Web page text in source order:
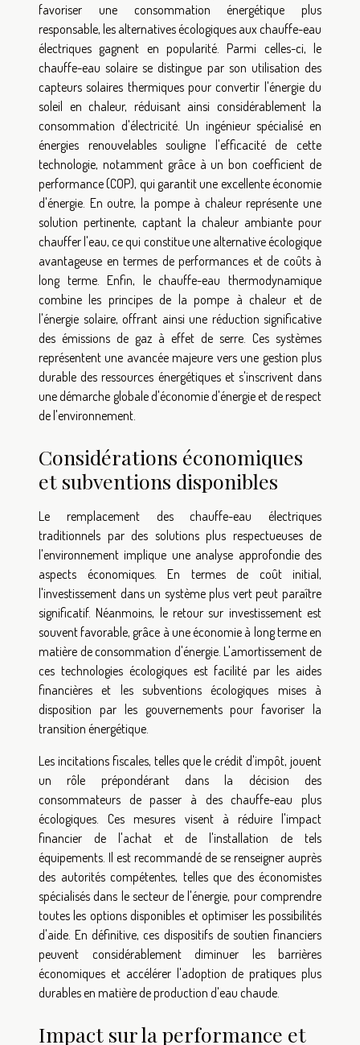
favoriser une consommation énergétique plus
responsable, les alternatives écologiques aux chauffe-eau
électriques gagnent en popularité. Parmi celles-ci, le
chauffe-eau solaire se distingue par son utilisation des
capteurs solaires thermiques pour convertir l'énergie du
soleil en chaleur, réduisant ainsi considérablement la
consommation d'électricité. Un ingénieur spécialisé en
énergies renouvelables souligne l'efficacité de cette
technologie, notamment grâce à un bon coefficient de
performance (COP), qui garantit une excellente économie
d'énergie. En outre, la pompe à chaleur représente une
solution pertinente, captant la chaleur ambiante pour
chauffer l'eau, ce qui constitue une alternative écologique
avantageuse en termes de performances et de coûts à
long terme. Enfin, le chauffe-eau thermodynamique
combine les principes de la pompe à chaleur et de
l'énergie solaire, offrant ainsi une réduction significative
des émissions de gaz à effet de serre. Ces systèmes
représentent une avancée majeure vers une gestion plus
durable des ressources énergétiques et s'inscrivent dans
une démarche globale d'économie d'énergie et de respect
de l'environnement.
Considérations économiques
et subventions disponibles
Le remplacement des chauffe-eau électriques
traditionnels par des solutions plus respectueuses de
l'environnement implique une analyse approfondie des
aspects économiques. En termes de coût initial,
l'investissement dans un système plus vert peut paraître
significatif. Néanmoins, le retour sur investissement est
souvent favorable, grâce à une économie à long terme en
matière de consommation d'énergie. L'amortissement de
ces technologies écologiques est facilité par les aides
financières et les subventions écologiques mises à
disposition par les gouvernements pour favoriser la
transition énergétique.
Les incitations fiscales, telles que le crédit d'impôt, jouent
un rôle prépondérant dans la décision des
consommateurs de passer à des chauffe-eau plus
écologiques. Ces mesures visent à réduire l'impact
financier de l'achat et de l'installation de tels
équipements. Il est recommandé de se renseigner auprès
des autorités compétentes, telles que des économistes
spécialisés dans le secteur de l'énergie, pour comprendre
toutes les options disponibles et optimiser les possibilités
d'aide. En définitive, ces dispositifs de soutien financiers
peuvent considérablement diminuer les barrières
économiques et accélérer l'adoption de pratiques plus
durables en matière de production d'eau chaude.
Impact sur la performance et